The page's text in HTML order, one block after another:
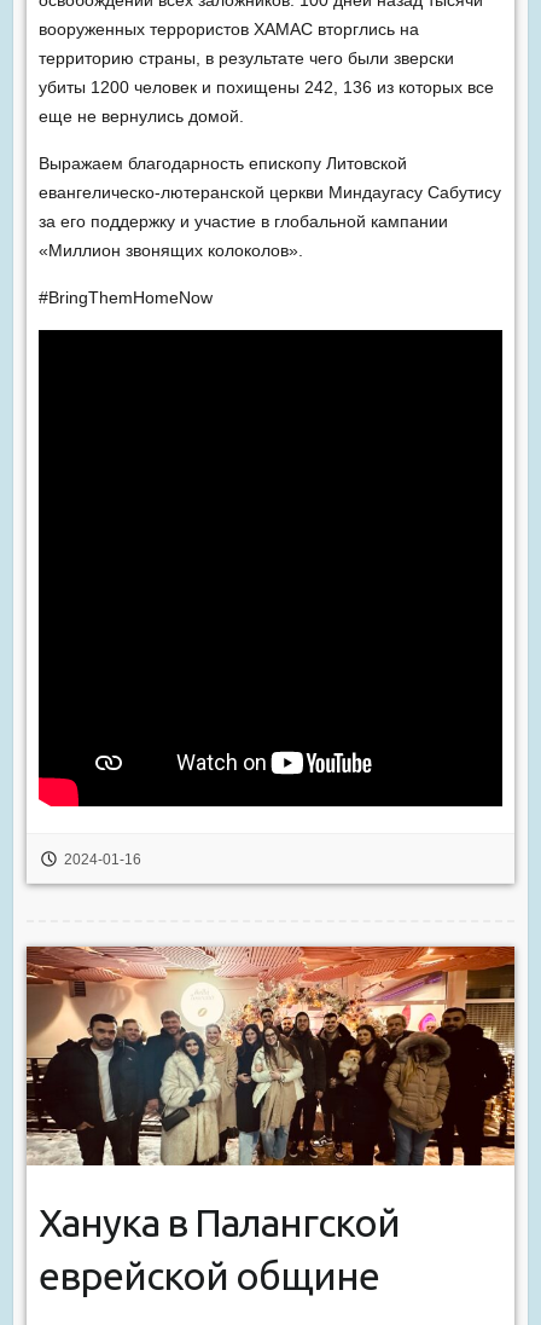
вооруженных террористов ХАМАС вторглись на
территорию страны, в результате чего были зверски
убиты 1200 человек и похищены 242, 136 из которых все
еще не вернулись домой.
Выражаем благодарность епископу Литовской
евангелическо-лютеранской церкви Миндаугасу Сабутису
за его поддержку и участие в глобальной кампании
«Миллион звонящих колоколов».
#BringThemHomeNow
2024-01-16
Ханука в Палангской
еврейской общине